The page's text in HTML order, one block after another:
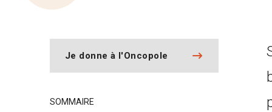
Je donne à l'Oncopole
SOMMAIRE